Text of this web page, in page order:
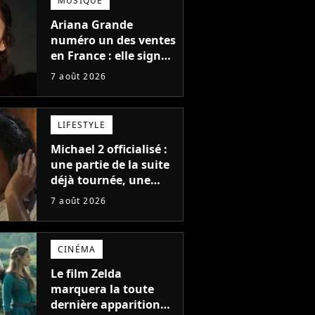
Ariana Grande
numéro un des ventes
en France : elle signe
le meilleur démarrage
son album Petal
7 août 2026
LIFESTYLE
Michael 2 officialisé :
une partie de la suite
déjà tournée, une
sortie possible en
7 août 2026
CINÉMA
Le film Zelda
marquera la toute
dernière apparition